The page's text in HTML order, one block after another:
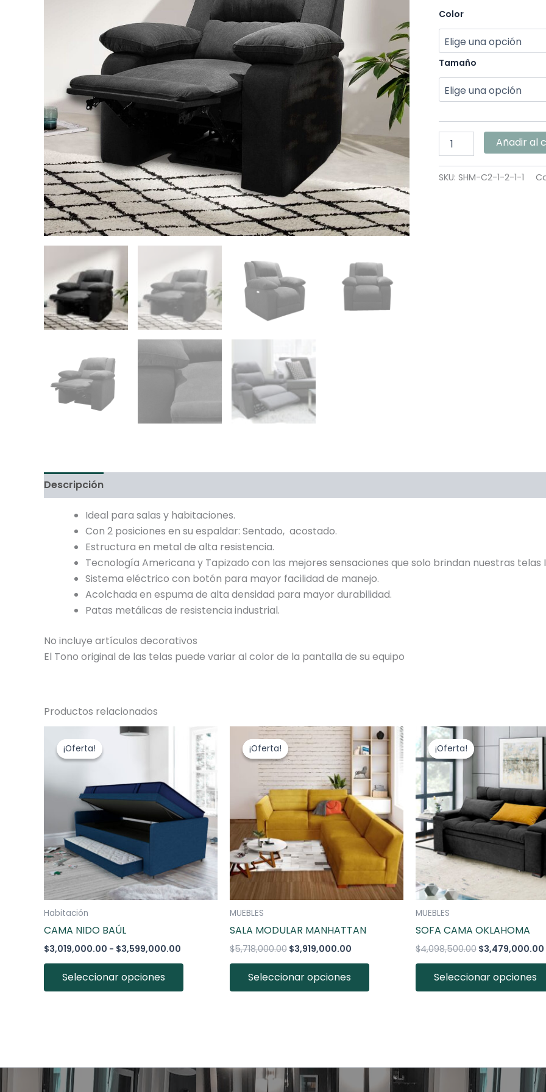
Color
Tamaño
Añadir al
SKU: SHM-C2-1-2-1-1
Descripción
Ideal para salas y habitaciones.
Con 2 posiciones en su espaldar: Sentado, acostado.
Estructura en metal de alta resistencia.
Tecnología Americana y Tapizado con las mejores sensaciones que solo brindan nuestras telas
Sistema eléctrico con botón para mayor facilidad de manejo.
Acolchada en espuma de alta densidad para mayor durabilidad.
Patas metálicas de resistencia industrial.
No incluye artículos decorativos
El Tono original de las telas puede variar al color de la pantalla de su equipo
Productos relacionados
¡Oferta!
¡Oferta!
Habitación
CAMA NIDO BAÚL
$3,019,000.00 - $3,599,000.00
Rango
precios:
desde
$3,019,000.00
hasta
$3,599,000.00
Seleccionar opciones
Este
producto
tiene
múltiples
variantes.
Las
opciones
pueden
elegir
en
¡Oferta!
¡Oferta!
MUEBLES
SALA MODULAR MANHATTAN
$5,718,000.00
El
precio
original
era:
$5,718,000.00.
$3,919,000.00
precio
actual
es:
$3,919,000.00.
Seleccionar opciones
Este
producto
múltiples
variantes.
Las
opciones
se
pueden
elegir
en
¡Oferta!
¡Oferta!
MUEBLES
SOFA CAMA OKLAHOMA
$4,098,500.00
precio
original
$4,098,500.00.
$3,479,000.00
Seleccionar opciones